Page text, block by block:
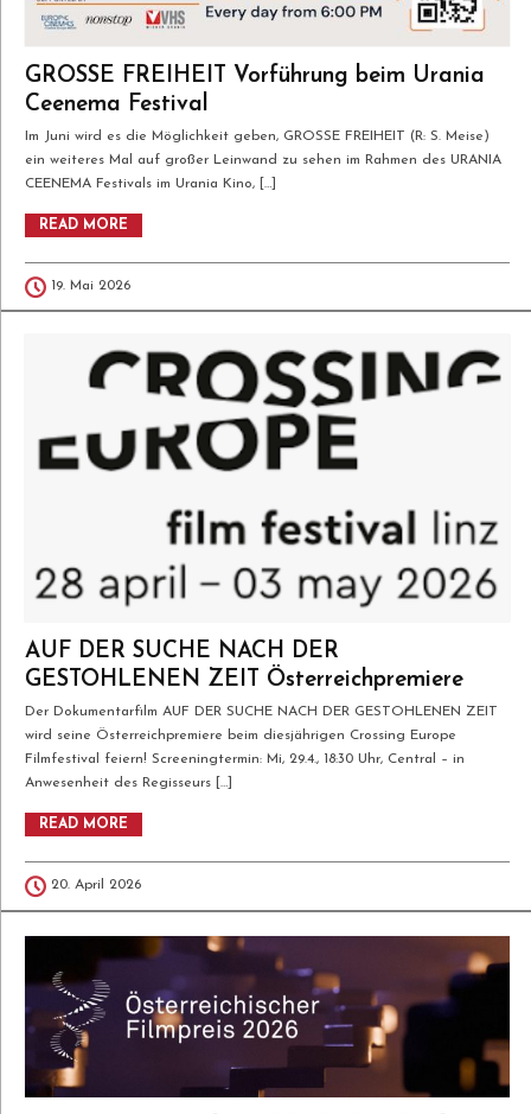
GROSSE FREIHEIT Vorführung beim Urania
Ceenema Festival
Im Juni wird es die Möglichkeit geben, GROSSE FREIHEIT (R: S. Meise)
ein weiteres Mal auf großer Leinwand zu sehen im Rahmen des URANIA
CEENEMA Festivals im Urania Kino, […]
READ MORE
19. Mai 2026
AUF DER SUCHE NACH DER
GESTOHLENEN ZEIT Österreichpremiere
Der Dokumentarfilm AUF DER SUCHE NACH DER GESTOHLENEN ZEIT
wird seine Österreichpremiere beim diesjährigen Crossing Europe
Filmfestival feiern! Screeningtermin: Mi, 29.4., 18:30 Uhr, Central – in
Anwesenheit des Regisseurs […]
READ MORE
20. April 2026